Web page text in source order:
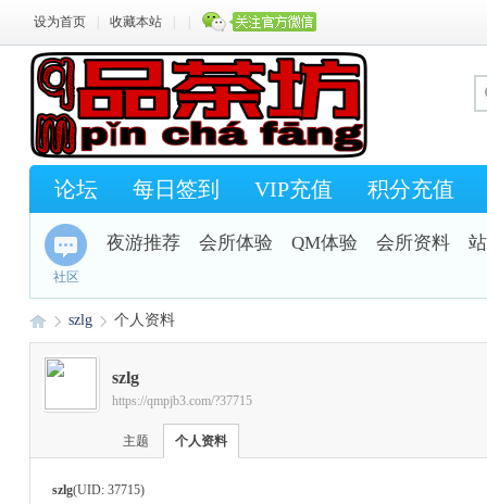
设为首页 收藏本站
论坛 每日签到 VIP充值 积分充值
社区
夜游推荐 会所体验 QM体验 会所资料
›
szlg
›
个人资料
szlg
https://qmpjb3.com/?37715
主题 个人资料
szlg(UID: 37715)